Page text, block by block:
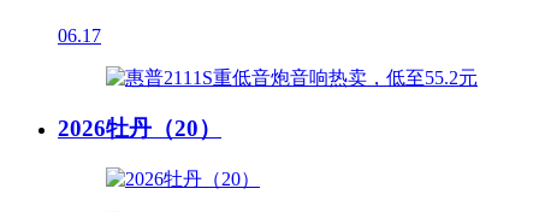
06.17
2026牡丹（20）